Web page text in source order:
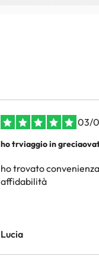
03/
ho trviaggio in
ho trovato
affidabilità
Lucia